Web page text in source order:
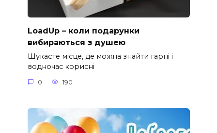
LoadUp – коли подарунки
вибираються з душею
Шукаєте місце, де можна знайти гарні і
водночас корисні
0 190